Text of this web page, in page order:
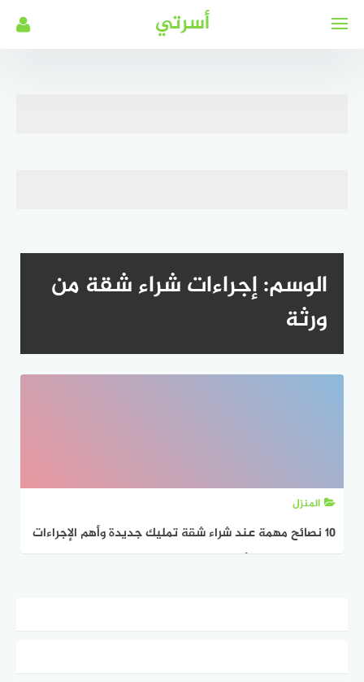
أسرتي
الوسم:إجراءات شراء شقة من
ورثة
المنزل
10 نصائح مهمة عند شراء شقة تمليك جديدة وأهم الإجراءات